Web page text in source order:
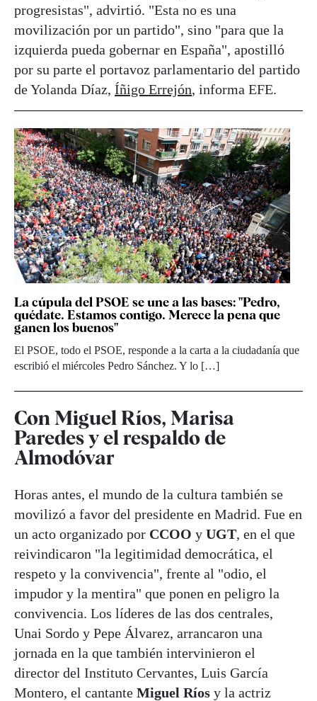
progresistas", advirtió. "Esta no es una
movilización por un partido", sino "para que la
izquierda pueda gobernar en España", apostilló
por su parte el portavoz parlamentario del partido
de Yolanda Díaz, Íñigo Errejón, informa EFE.
La cúpula del PSOE se une a las bases: "Pedro,
quédate. Estamos contigo. Merece la pena que
ganen los buenos"
El PSOE, todo el PSOE, responde a la carta a la ciudadanía que
escribió el miércoles Pedro Sánchez. Y lo […]
Con Miguel Ríos, Marisa
Paredes y el respaldo de
Almodóvar
Horas antes, el mundo de la cultura también se
movilizó a favor del presidente en Madrid. Fue en
un acto organizado por CCOO y UGT, en el que
reivindicaron "la legitimidad democrática, el
respeto y la convivencia", frente al "odio, el
impudor y la mentira" que ponen en peligro la
convivencia. Los líderes de las dos centrales,
Unai Sordo y Pepe Álvarez, arrancaron una
jornada en la que también intervinieron el
director del Instituto Cervantes, Luis García
Montero, el cantante Miguel Ríos y la actriz